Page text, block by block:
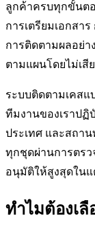
ลูกค้าครบทุกขั้นต
การเตรียมเอกสา
การติดตามผลอย่า
ตามแผนโดยไม่เสีย
ระบบติดตามเคสแบ
ทีมงานของเราปฏิ
ประเทศ และสถาน
ทุกชุดผ่านการตรว
อนุมัติให้สูงสุดในแ
ทำไมต้องเ